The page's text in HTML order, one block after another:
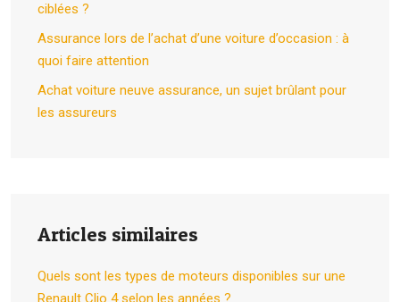
ciblées ?
Assurance lors de l’achat d’une voiture d’occasion : à
quoi faire attention
Achat voiture neuve assurance, un sujet brûlant pour
les assureurs
Articles similaires
Quels sont les types de moteurs disponibles sur une